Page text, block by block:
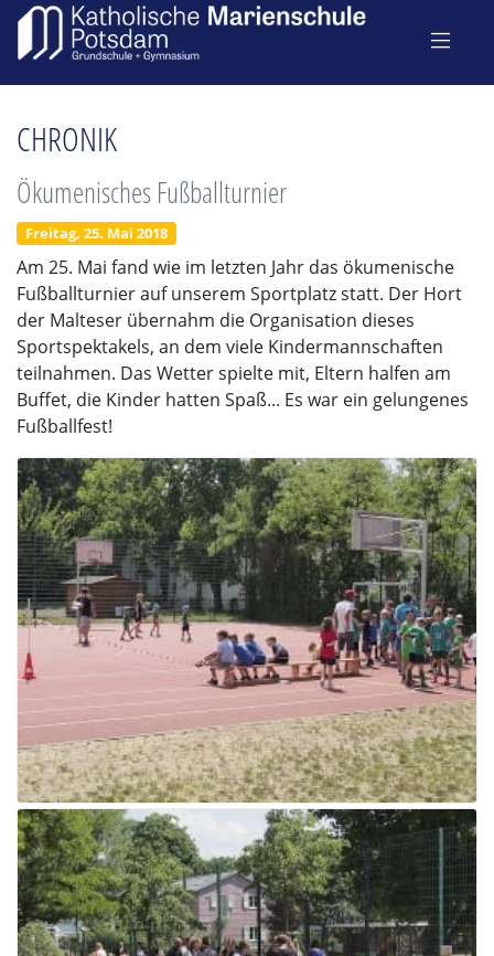
CHRONIK
Ökumenisches Fußballturnier
Freitag, 25. Mai 2018
Am 25. Mai fand wie im letzten Jahr das ökumenische
Fußballturnier auf unserem Sportplatz statt. Der Hort
der Malteser übernahm die Organisation dieses
Sportspektakels, an dem viele Kindermannschaften
teilnahmen. Das Wetter spielte mit, Eltern halfen am
Buffet, die Kinder hatten Spaß... Es war ein gelungenes
Fußballfest!